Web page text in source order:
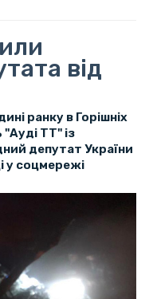
від
ранку в Горішніх
ТТ" із
депутат України
у соцмережі